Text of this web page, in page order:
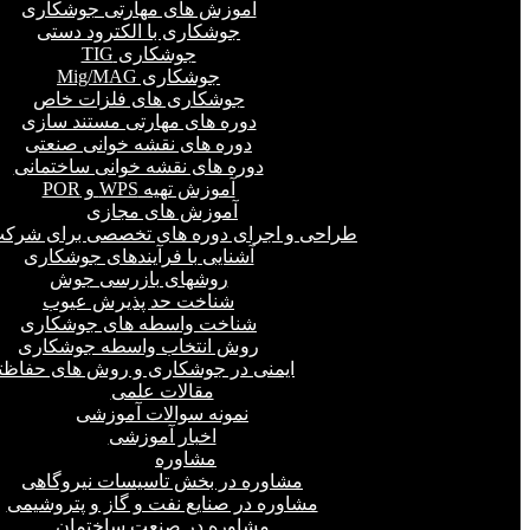
آموزش های مهارتی جوشکاری
جوشکاری با الکترود دستی
جوشکاری TIG
جوشکاری Mig/MAG
جوشکاری های فلزات خاص
دوره های مهارتی مستند سازی
دوره های نقشه خوانی صنعتی
دوره های نقشه خوانی ساختمانی
آموزش تهیه WPS و POR
آموزش های مجازی
طراحی و اجرای دوره های تخصصی برای
آشنایی با فرآیندهای جوشکاری
روشهای بازرسی جوش
شناخت حد پذیرش عیوب
شناخت واسطه های جوشکاری
روش انتخاب واسطه جوشکاری
ایمنی در جوشکاری و روش های
مقالات علمی
نمونه سوالات آموزشی
اخبار آموزشی
مشاوره
مشاوره در بخش تاسیسات نیروگاهی
مشاوره در صنایع نفت و گاز و پتروشیمی
مشاوره در صنعت ساختمان